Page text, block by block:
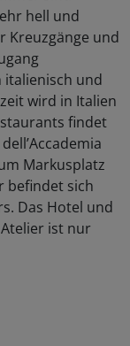
hell und
Kreuzgänge und
italienisch und
wird in Italien
findet
Markusplatz
befindet sich
Das Hotel und
ist nur